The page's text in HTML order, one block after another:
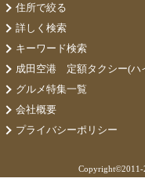
住所で絞る
詳しく検索
キーワード検索
成田空港 定額タクシー(ハ
グルメ特集一覧
会社概要
プライバシーポリシー
Copyright©2011-